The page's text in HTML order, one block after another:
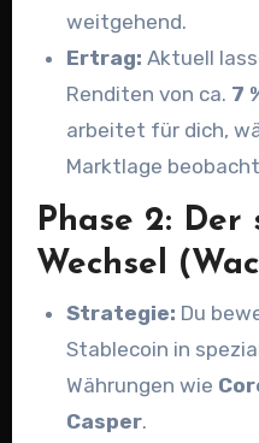
weitgehend.
Ertrag: Aktuell
Renditen von ca. 7
arbeitet für dich,
Marktlage
Phase 2: Der
Wechsel
Strategie: Du
Stablecoin in
Währungen wie
Casper.